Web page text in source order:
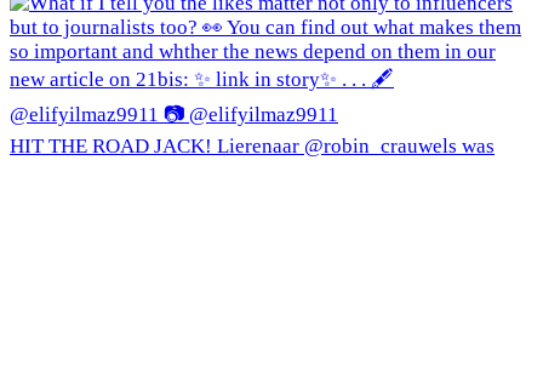
HIT THE ROAD JACK! Lierenaar @robin_crauwels was